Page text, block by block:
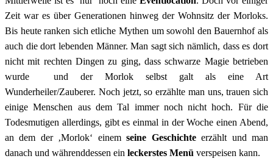
Zeit war es über Generationen hinweg der Wohnsitz der Morloks.
Bis heute ranken sich etliche Mythen um sowohl den Bauernhof als
auch die dort lebenden Männer. Man sagt sich nämlich, dass es dort
nicht mit rechten Dingen zu ging, dass schwarze Magie betrieben
wurde und der Morlok selbst galt als eine Art
Wunderheiler/Zauberer. Noch jetzt, so erzählte man uns, trauen sich
einige Menschen aus dem Tal immer noch nicht hoch. Für die
Todesmutigen allerdings, gibt es einmal in der Woche einen Abend,
an dem der ‚Morlok‘ einemseine Geschichteerzählt und man
danach und währenddessen ein leckerstes Menü verspeisen kann.